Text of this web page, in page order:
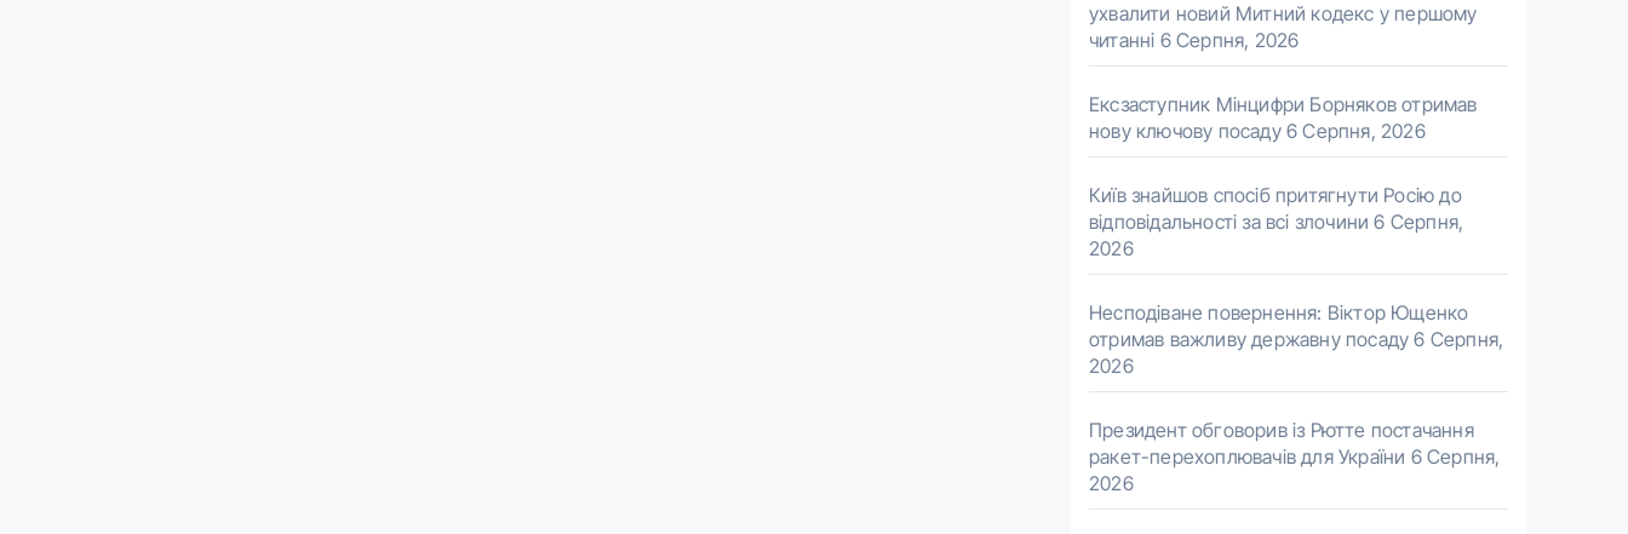
ухвалити новий Митний кодекс у першому
читанні 6 Серпня, 2026
Ексзаступник Мінцифри Борняков отримав
нову ключову посаду 6 Серпня, 2026
Київ знайшов спосіб притягнути Росію до
відповідальності за всі злочини 6 Серпня,
2026
Несподіване повернення: Віктор Ющенко
отримав важливу державну посаду 6 Серпня,
2026
Президент обговорив із Рютте постачання
ракет-перехоплювачів для України 6 Серпня,
2026